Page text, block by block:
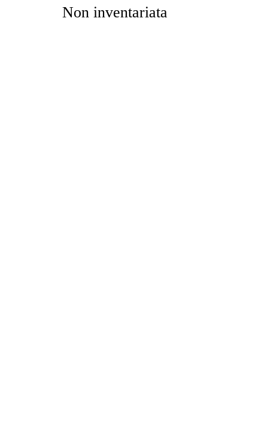
Non inventariata